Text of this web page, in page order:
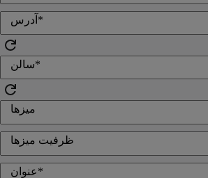
آدرس*
سالن*
عنوان*